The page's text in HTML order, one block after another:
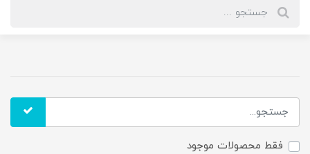
فقط محصولات موجود